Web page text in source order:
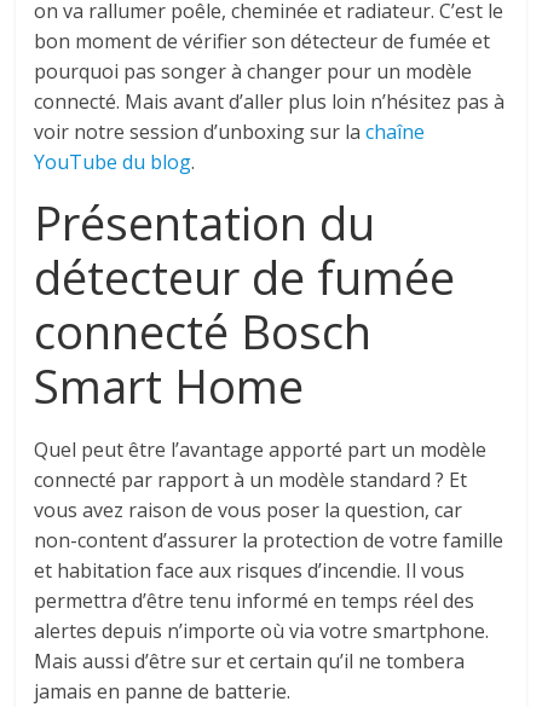
on va rallumer poêle, cheminée et radiateur. C’est le
bon moment de vérifier son détecteur de fumée et
pourquoi pas songer à changer pour un modèle
connecté. Mais avant d’aller plus loin n’hésitez pas à
voir notre session d’unboxing sur lachaîne
YouTube du blog.
Présentation du
détecteur de fumée
connecté Bosch
Smart Home
Quel peut être l’avantage apporté part un modèle
connecté par rapport à un modèle standard ? Et
vous avez raison de vous poser la question, car
non-content d’assurer la protection de votre famille
et habitation face aux risques d’incendie. Il vous
permettra d’être tenu informé en temps réel des
alertes depuis n’importe où via votre smartphone.
Mais aussi d’être sur et certain qu’il ne tombera
jamais en panne de batterie.